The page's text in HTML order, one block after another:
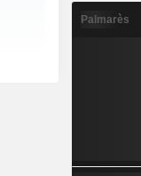
Palmarès